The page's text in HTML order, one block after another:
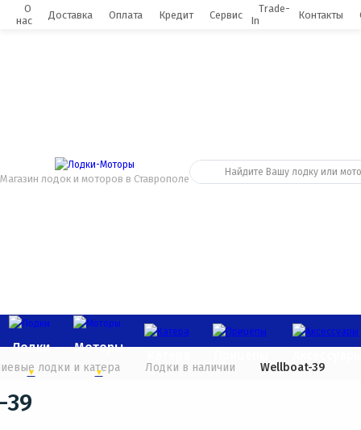
О
нас
Доставка Оплата Кредит Сервис
Trade-
In
Контакты
Магазин лодок и моторов в Ставрополе
0
Лодки Моторы
лодки и катера Лодки в наличии Wellboat-39